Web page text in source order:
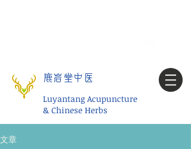
鹿岩堂中医
Luyantang Acupuncture
& Chinese Herbs
文章